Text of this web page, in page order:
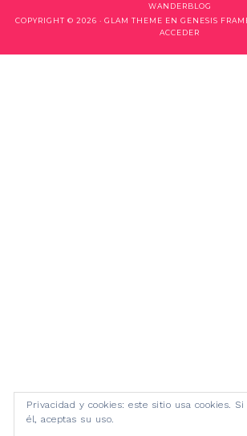
WANDERBLOG
COPYRIGHT © 2026 · GLAM THEME EN GENESIS
ACCEDER
Privacidad y cookies: este sitio usa cookies.
él, aceptas su uso.